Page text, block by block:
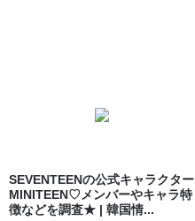
SEVENTEENの公式キャラクター
MINITEEN♡メンバーやキャラ特
徴などを調査★ | 韓国情...